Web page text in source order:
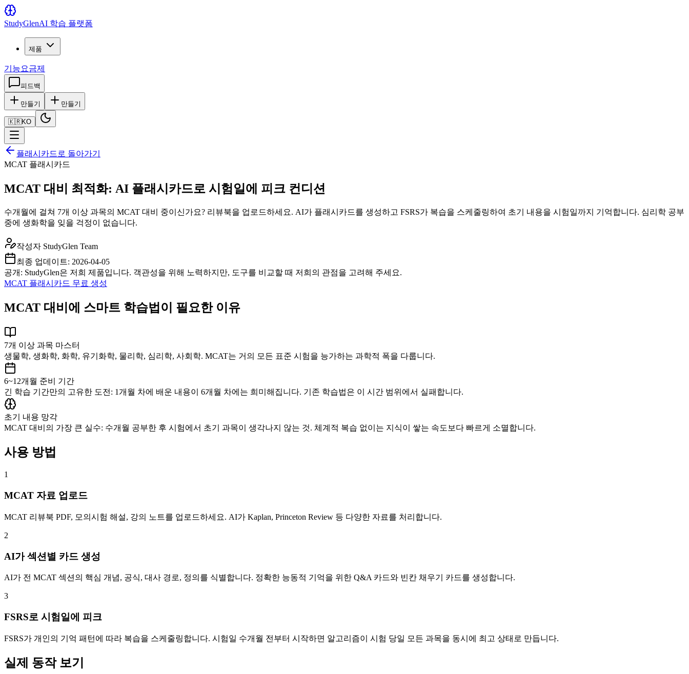
StudyGlenAI 학습 플랫폼
제품
기능요금제
피드백
만들기 만들기
🇰🇷KO
플래시카드로 돌아가기
MCAT 플래시카드
MCAT 대비 최적화: AI 플래시카드로 시험일에 피크 컨디션
수개월에 걸쳐 7개 이상 과목의 MCAT 대비 중이신가요? 리뷰북을 업로드하세요. AI가 플래시카드를 생성하고 FSRS가 복습을 스케줄링하여 초기 내용을 시험일까지 기억합니다. 심리학 공부
중에 생화학을 잊을 걱정이 없습니다.
작성자 StudyGlen Team
최종 업데이트: 2026-04-05
공개: StudyGlen은 저희 제품입니다. 객관성을 위해 노력하지만, 도구를 비교할 때 저희의 관점을 고려해 주세요.
MCAT 플래시카드 무료 생성
MCAT 대비에 스마트 학습법이 필요한 이유
7개 이상 과목 마스터
생물학, 생화학, 화학, 유기화학, 물리학, 심리학, 사회학. MCAT는 거의 모든 표준 시험을 능가하는 과학적 폭을 다룹니다.
6~12개월 준비 기간
긴 학습 기간만의 고유한 도전: 1개월 차에 배운 내용이 6개월 차에는 희미해집니다. 기존 학습법은 이 시간 범위에서 실패합니다.
초기 내용 망각
MCAT 대비의 가장 큰 실수: 수개월 공부한 후 시험에서 초기 과목이 생각나지 않는 것. 체계적 복습 없이는 지식이 쌓는 속도보다 빠르게 소멸합니다.
사용 방법
1
MCAT 자료 업로드
MCAT 리뷰북 PDF, 모의시험 해설, 강의 노트를 업로드하세요. AI가 Kaplan, Princeton Review 등 다양한 자료를 처리합니다.
2
AI가 섹션별 카드 생성
AI가 전 MCAT 섹션의 핵심 개념, 공식, 대사 경로, 정의를 식별합니다. 정확한 능동적 기억을 위한 Q&A 카드와 빈칸 채우기 카드를 생성합니다.
3
FSRS로 시험일에 피크
FSRS가 개인의 기억 패턴에 따라 복습을 스케줄링합니다. 시험일 수개월 전부터 시작하면 알고리즘이 시험 당일 모든 과목을 동시에 최고 상태로 만듭니다.
실제 동작 보기